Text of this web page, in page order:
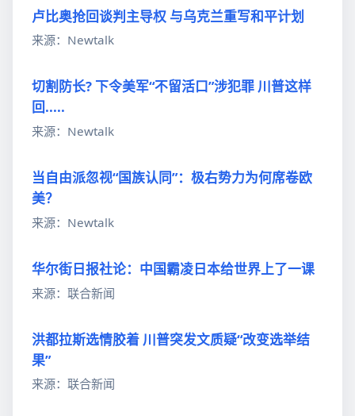
卢比奥抢回谈判主导权 与乌克兰重写和平计划
来源：Newtalk
切割防长? 下令美军“不留活口”涉犯罪 川普这样
回.....
来源：Newtalk
当自由派忽视“国族认同”：极右势力为何席卷欧
美？
来源：Newtalk
华尔街日报社论：中国霸凌日本给世界上了一课
来源：联合新闻
洪都拉斯选情胶着 川普突发文质疑“改变选举结
果”
来源：联合新闻